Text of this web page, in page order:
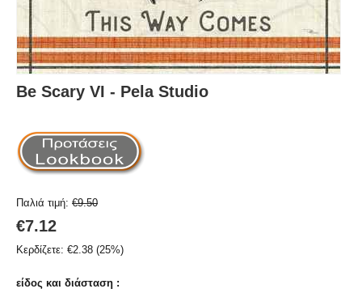
Be Scary VI - Pela Studio
Παλιά τιμή: €9.50
€7.12
Κερδίζετε: €2.38 (25%)
είδος και διάσταση :